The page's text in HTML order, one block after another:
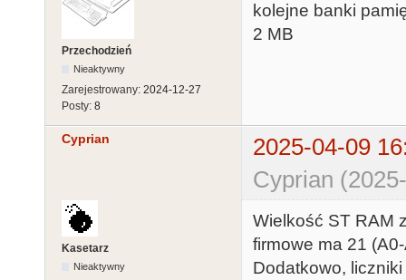
Przechodzień
Nieaktywny
Zarejestrowany: 2024-12-27
Posty: 8
kolejne banki
2 MB
Cyprian
2025-04-09
Cyprian
Kasetarz
Nieaktywny
Wielkość ST RAM
firmowe ma 21
Dodatkowo,